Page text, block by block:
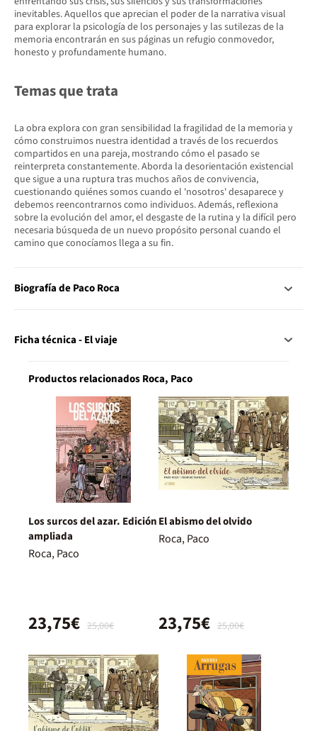
inevitables. Aquellos que aprecian el poder de la narrativa visual
para explorar la psicología de los personajes y las sutilezas de la
memoria encontrarán en sus páginas un refugio conmovedor,
honesto y profundamente humano.
Temas que trata
La obra explora con gran sensibilidad la fragilidad de la memoria y
cómo construimos nuestra identidad a través de los recuerdos
compartidos en una pareja, mostrando cómo el pasado se
reinterpreta constantemente. Aborda la desorientación existencial
que sigue a una ruptura tras muchos años de convivencia,
cuestionando quiénes somos cuando el 'nosotros' desaparece y
debemos reencontrarnos como individuos. Además, reflexiona
sobre la evolución del amor, el desgaste de la rutina y la difícil pero
necesaria búsqueda de un nuevo propósito personal cuando el
camino que conocíamos llega a su fin.
Biografía de Paco Roca
Ficha técnica - El viaje
Productos relacionados Roca, Paco
Los surcos del azar. Edición
ampliada
Roca, Paco
25,00€
23,75€
El abismo del olvido
Roca, Paco
25,00€
23,75€